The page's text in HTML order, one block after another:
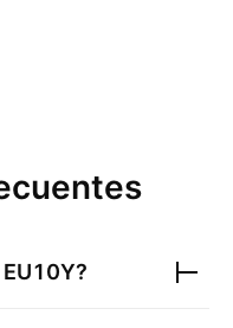
EU10Y?